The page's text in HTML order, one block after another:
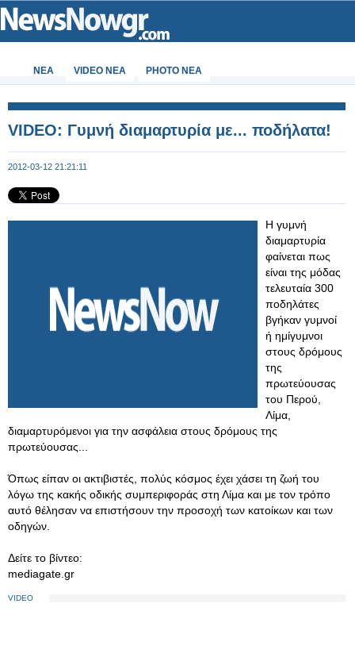
ΝΕΑ VIDEO NEA PHOTO NEA
VIDEO: Γυμνή διαμαρτυρία με... ποδήλατα!
2012-03-12 21:21:11
Η γυμνή
διαμαρτυρία
φαίνεται πως
είναι της μόδας
τελευταία 300
ποδηλάτες
βγήκαν γυμνοί
ή ημίγυμνοι
στους δρόμους
της
πρωτεύουσας
του Περού,
Λίμα,
διαμαρτυρόμενοι για την ασφάλεια στους δρόμους της
πρωτεύουσας...
Όπως είπαν οι ακτιβιστές, πολύς κόσμος έχει χάσει τη ζωή του
λόγω της κακής οδικής συμπεριφοράς στη Λίμα και με τον τρόπο
αυτό θέλησαν να επιστήσουν την προσοχή των κατοίκων και των
οδηγών.
Δείτε το βίντεο:
mediagate.gr
VIDEO